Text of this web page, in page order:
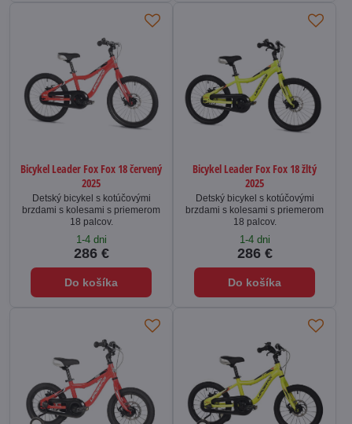
Bicykel Leader Fox Fox 18 červený
2025
Detský bicykel s kotúčovými
brzdami s kolesami s priemerom
18 palcov.
1-4 dni
286 €
Do košíka
Bicykel Leader Fox Fox 18 žltý
2025
Detský bicykel s kotúčovými
brzdami s kolesami s priemerom
18 palcov.
1-4 dni
286 €
Do košíka